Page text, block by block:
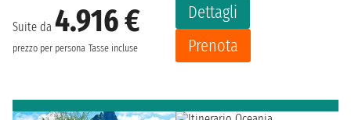
Suite da 4.916 €
prezzo per persona Tasse incluse
Dettagli
Prenota